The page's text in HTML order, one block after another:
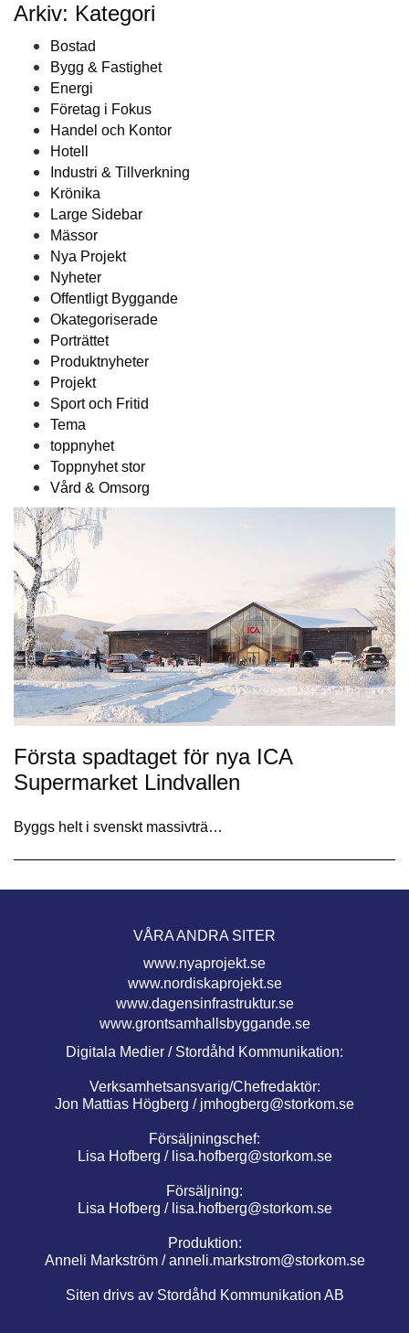
Arkiv: Kategori
Bostad
Bygg & Fastighet
Energi
Företag i Fokus
Handel och Kontor
Hotell
Industri & Tillverkning
Krönika
Large Sidebar
Mässor
Nya Projekt
Nyheter
Offentligt Byggande
Okategoriserade
Porträttet
Produktnyheter
Projekt
Sport och Fritid
Tema
toppnyhet
Toppnyhet stor
Vård & Omsorg
Första spadtaget för nya ICA
Supermarket Lindvallen
Byggs helt i svenskt massivträ…
VÅRA ANDRA SITER
www.nyaprojekt.se
www.nordiskaprojekt.se
www.dagensinfrastruktur.se
www.grontsamhallsbyggande.se
Digitala Medier / Stordåhd Kommunikation:
Verksamhetsansvarig/Chefredaktör:
Jon Mattias Högberg / jmhogberg@storkom.se
Försäljningschef:
Lisa Hofberg / lisa.hofberg@storkom.se
Försäljning:
Lisa Hofberg / lisa.hofberg@storkom.se
Produktion:
Anneli Markström /anneli.markstrom@storkom.se
Siten drivs av Stordåhd Kommunikation AB